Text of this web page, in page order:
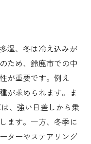
湿、冬は冷え込みが
ため、鈴鹿市での中
が重要です。例え
が求められます。ま
、強い日差しから乗
ます。一方、冬季に
ターやステアリング